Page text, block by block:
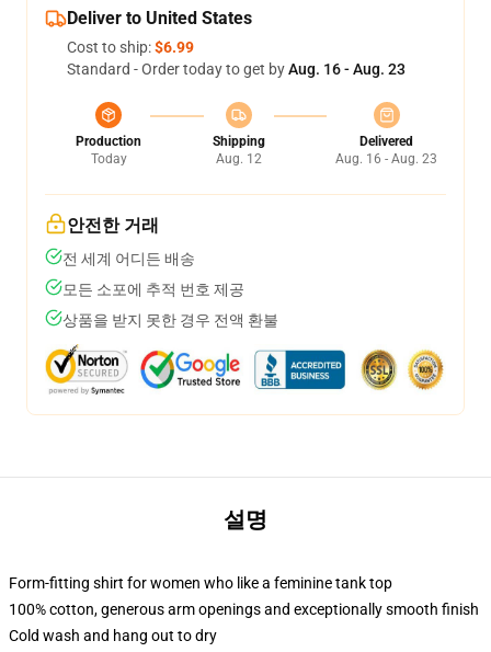
Deliver to United States
Cost to ship:$6.99
Standard - Order today to get byAug. 16 - Aug. 23
Production
Today
Shipping
Aug. 12
Delivered
Aug. 16 - Aug. 23
안전한 거래
전 세계 어디든 배송
모든 소포에 추적 번호 제공
상품을 받지 못한 경우 전액 환불
설명
Form-fitting shirt for women who like a feminine tank top
100% cotton, generous arm openings and exceptionally smooth finish
Cold wash and hang out to dry